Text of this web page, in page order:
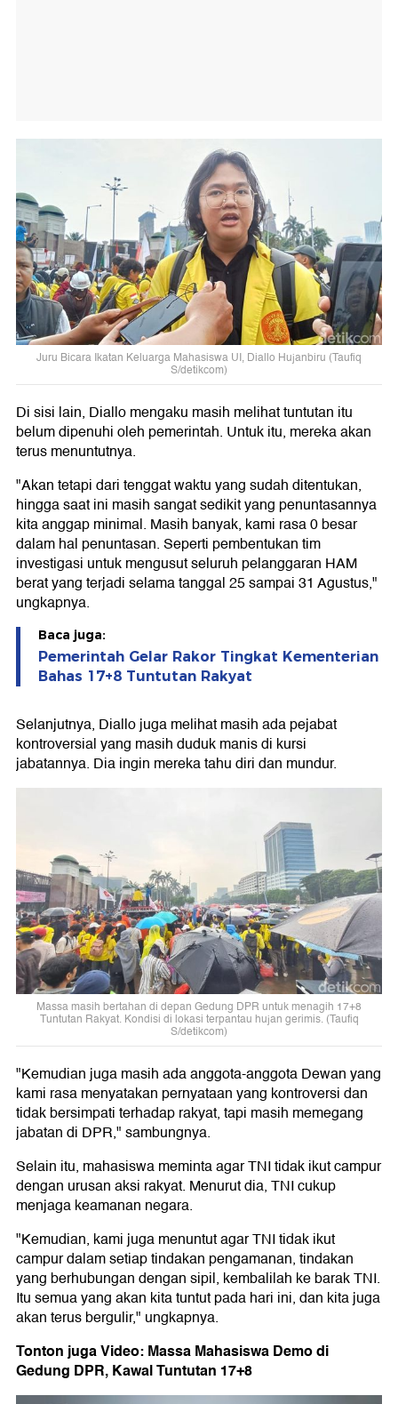
Juru Bicara Ikatan Keluarga Mahasiswa UI, Diallo Hujanbiru (Taufiq
S/detikcom)
Di sisi lain, Diallo mengaku masih melihat tuntutan itu
belum dipenuhi oleh pemerintah. Untuk itu, mereka akan
terus menuntutnya.
"Akan tetapi dari tenggat waktu yang sudah ditentukan,
hingga saat ini masih sangat sedikit yang penuntasannya
kita anggap minimal. Masih banyak, kami rasa 0 besar
dalam hal penuntasan. Seperti pembentukan tim
investigasi untuk mengusut seluruh pelanggaran HAM
berat yang terjadi selama tanggal 25 sampai 31 Agustus,"
ungkapnya.
Baca juga:
Pemerintah Gelar Rakor Tingkat Kementerian
Bahas 17+8 Tuntutan Rakyat
Selanjutnya, Diallo juga melihat masih ada pejabat
kontroversial yang masih duduk manis di kursi
jabatannya. Dia ingin mereka tahu diri dan mundur.
Massa masih bertahan di depan Gedung DPR untuk menagih 17+8
Tuntutan Rakyat. Kondisi di lokasi terpantau hujan gerimis. (Taufiq
S/detikcom)
"Kemudian juga masih ada anggota-anggota Dewan yang
kami rasa menyatakan pernyataan yang kontroversi dan
tidak bersimpati terhadap rakyat, tapi masih memegang
jabatan di DPR," sambungnya.
Selain itu, mahasiswa meminta agar TNI tidak ikut campur
dengan urusan aksi rakyat. Menurut dia, TNI cukup
menjaga keamanan negara.
"Kemudian, kami juga menuntut agar TNI tidak ikut
campur dalam setiap tindakan pengamanan, tindakan
yang berhubungan dengan sipil, kembalilah ke barak TNI.
Itu semua yang akan kita tuntut pada hari ini, dan kita juga
akan terus bergulir," ungkapnya.
Tonton juga Video: Massa Mahasiswa Demo di
Gedung DPR, Kawal Tuntutan 17+8